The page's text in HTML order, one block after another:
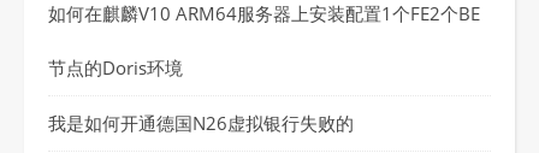
如何在麒麟V10 ARM64服务器上安装配置1个FE2个BE
节点的Doris环境
我是如何开通德国N26虚拟银行失败的